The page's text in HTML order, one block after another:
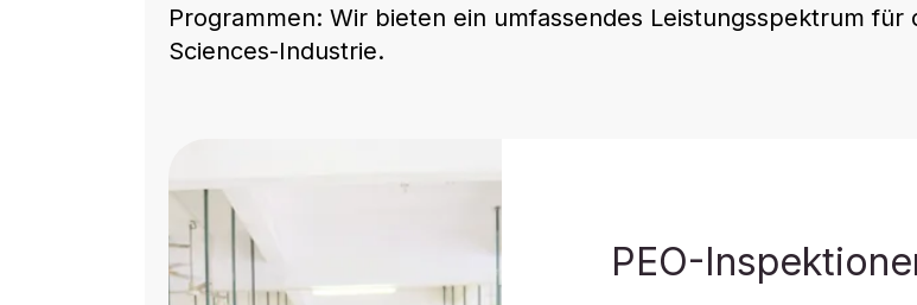
Programmen: Wir bieten ein umfassendes Leistungsspektrum
Sciences-Industrie.
Lebensmittel-